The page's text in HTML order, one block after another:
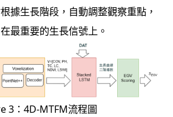
據生長階段，自動調整觀察重點，
最重要的生長信號上。
3：4D-MTFM流程圖